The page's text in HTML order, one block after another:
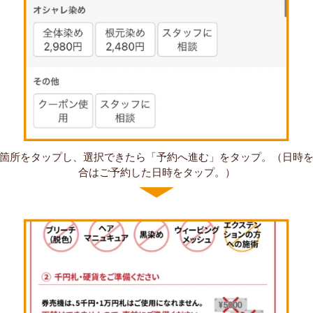
所をタップし、選択できたら「予約へ進む」をタップ。（日時
合はご予約した日時をタップ。）